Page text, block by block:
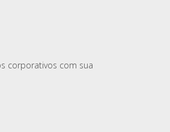
corporativos com sua